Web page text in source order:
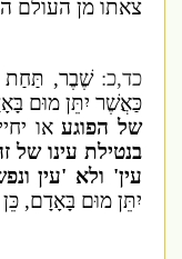
צאתו מן העולם
כד,כ:שֶׁבֶר, תַּחַת
כַּאֲשֶׁר יִתֵּן מוּם
של הפוגעאו
בנטילת עינו של
עין' ולא 'עין
יִתֵּן מוּם בָּאָדָם, כֵּן